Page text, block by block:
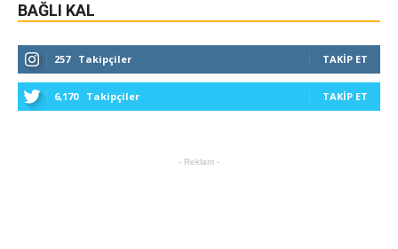
BAĞLI KAL
257 Takipçiler TAKIP ET
6,170 Takipçiler TAKIP ET
- Reklam -